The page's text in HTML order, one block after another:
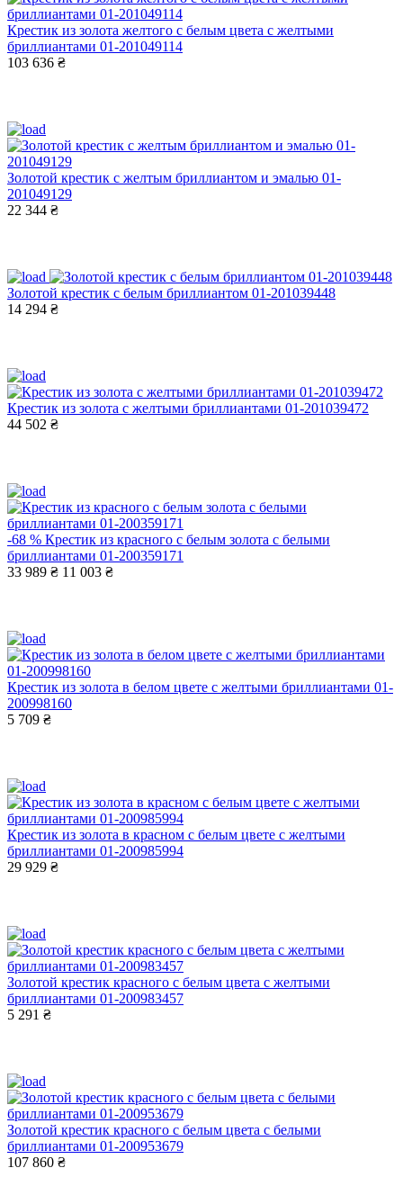
Крестик из золота желтого с белым цвета с желтыми
бриллиантами 01-201049114
103 636 ₴
Золотой крестик с желтым бриллиантом и эмалью 01-
201049129
22 344 ₴
Золотой крестик с белым бриллиантом 01-201039448
14 294 ₴
Крестик из золота с желтыми бриллиантами 01-201039472
44 502 ₴
-68 % Крестик из красного с белым золота с белыми
бриллиантами 01-200359171
33 989 ₴ 11 003 ₴
Крестик из золота в белом цвете с желтыми бриллиантами 01-
200998160
5 709 ₴
Крестик из золота в красном с белым цвете с желтыми
бриллиантами 01-200985994
29 929 ₴
Золотой крестик красного с белым цвета с желтыми
бриллиантами 01-200983457
5 291 ₴
Золотой крестик красного с белым цвета с белыми
бриллиантами 01-200953679
107 860 ₴